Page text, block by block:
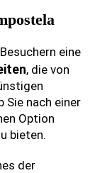
eine
, die von
Sie nach einer
Option
bieten.
der